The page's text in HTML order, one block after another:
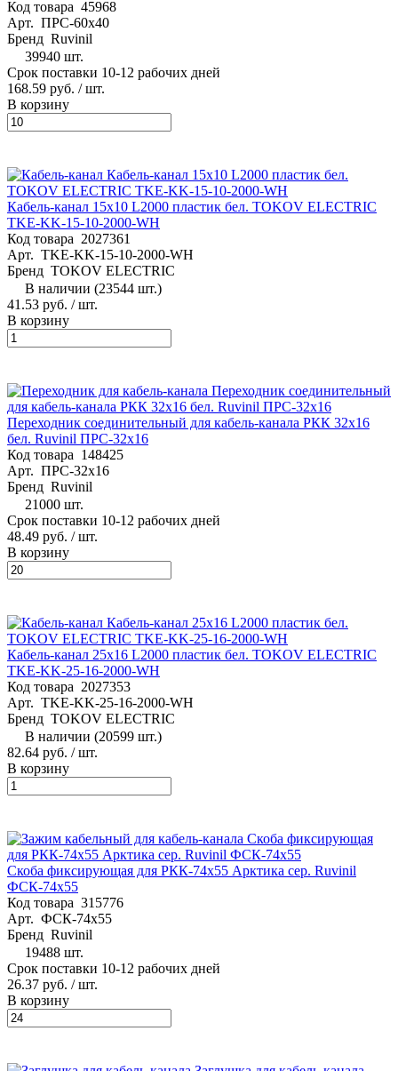
Код товара 45968
Арт. ПРС-60х40
Бренд Ruvinil
39940 шт.
Срок поставки 10-12 рабочих дней
168.59 руб. / шт.
В корзину
Кабель-канал 15х10 L2000 пластик бел. TOKOV ELECTRIC
TKE-KK-15-10-2000-WH
Код товара 2027361
Арт. TKE-KK-15-10-2000-WH
Бренд TOKOV ELECTRIC
В наличии (23544 шт.)
41.53 руб. / шт.
В корзину
Переходник соединительный для кабель-канала РКК 32х16
бел. Ruvinil ПРС-32х16
Код товара 148425
Арт. ПРС-32х16
Бренд Ruvinil
21000 шт.
Срок поставки 10-12 рабочих дней
48.49 руб. / шт.
В корзину
Кабель-канал 25х16 L2000 пластик бел. TOKOV ELECTRIC
TKE-KK-25-16-2000-WH
Код товара 2027353
Арт. TKE-KK-25-16-2000-WH
Бренд TOKOV ELECTRIC
В наличии (20599 шт.)
82.64 руб. / шт.
В корзину
Скоба фиксирующая для РКК-74х55 Арктика сер. Ruvinil
ФСК-74х55
Код товара 315776
Арт. ФСК-74х55
Бренд Ruvinil
19488 шт.
Срок поставки 10-12 рабочих дней
26.37 руб. / шт.
В корзину